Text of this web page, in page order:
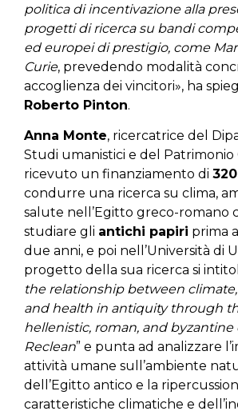
politica di incentivazione alla
progetti di ricerca su bandi
ed europei di prestigio, come
Curie, prevedendo modalità
accoglienza dei vincitori», ha
Roberto Pinton.
Anna Monte, ricercatrice del
Studi umanistici e del Patrimonio
ricevuto un finanziamento di
condurre una ricerca su clima,
salute nell’Egitto greco-romano
studiare gli antichi papiri prima
due anni, e poi nell’Università di
progetto della sua ricerca si
the relationship between
and health in antiquity through
hellenistic, roman, and byzantine
Reclean” e punta ad analizzare
attività umane sull’ambiente
dell’Egitto antico e la
caratteristiche climatiche e